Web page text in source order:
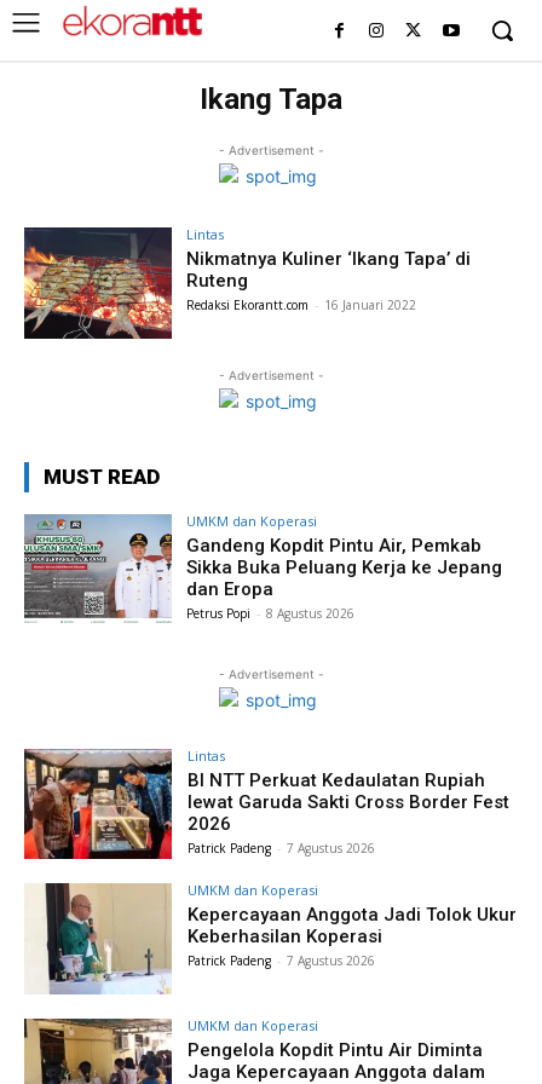
Ikang Tapa
- Advertisement -
Lintas
Nikmatnya Kuliner ‘Ikang Tapa’ di
Ruteng
Redaksi Ekorantt.com - 16 Januari 2022
- Advertisement -
MUST READ
UMKM dan Koperasi
Gandeng Kopdit Pintu Air, Pemkab
Sikka Buka Peluang Kerja ke Jepang
dan Eropa
Petrus Popi - 8 Agustus 2026
- Advertisement -
Lintas
BI NTT Perkuat Kedaulatan Rupiah
lewat Garuda Sakti Cross Border Fest
2026
Patrick Padeng - 7 Agustus 2026
UMKM dan Koperasi
Kepercayaan Anggota Jadi Tolok Ukur
Keberhasilan Koperasi
Patrick Padeng - 7 Agustus 2026
UMKM dan Koperasi
Pengelola Kopdit Pintu Air Diminta
Jaga Kepercayaan Anggota dalam